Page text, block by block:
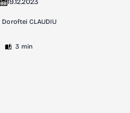
Doroftei CLAUDIU
3 min